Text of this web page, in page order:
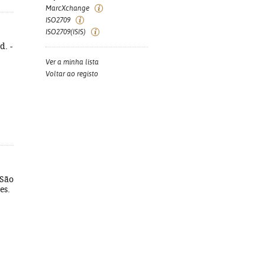
-
MarcXchange
ISO2709
ISO2709(ISIS)
Ver a minha lista
Voltar ao registo